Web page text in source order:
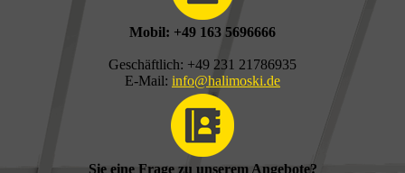
Mobil: +49 163 5696666
Geschäftlich: +49 231 21786935
E-Mail: info@halimoski.de
Sie eine Frage zu unserem Angebote?